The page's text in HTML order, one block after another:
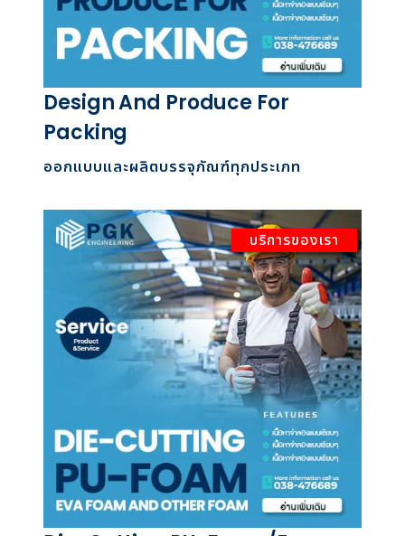
Design And Produce For
Packing
ออกแบบและผลิตบรรจุภัณฑ์ทุกประเภท
บริการของเรา